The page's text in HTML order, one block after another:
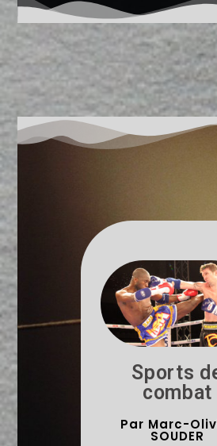
Sports
combat
Par Marc-
SOUDER